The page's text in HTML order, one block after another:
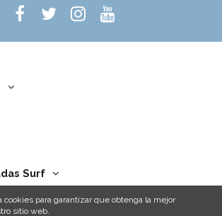
Surf
para garantizar que obtenga la mejor
sitio web.